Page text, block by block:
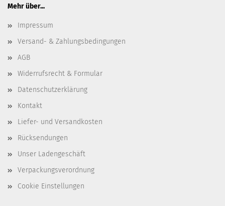
Mehr über...
Impressum
Versand- & Zahlungsbedingungen
AGB
Widerrufsrecht & Formular
Datenschutzerklärung
Kontakt
Liefer- und Versandkosten
Rücksendungen
Unser Ladengeschäft
Verpackungsverordnung
Cookie Einstellungen